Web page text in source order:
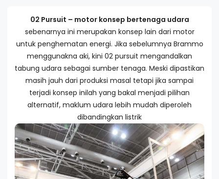
02 Pursuit – motor konsep bertenaga udara
sebenarnya ini merupakan konsep lain dari motor
untuk penghematan energi. Jika sebelumnya Brammo
menggunakna aki, kini 02 pursuit mengandalkan
tabung udara sebagai sumber tenaga. Meski dipastikan
masih jauh dari produksi masal tetapi jika sampai
terjadi konsep inilah yang bakal menjadi pilihan
alternatif, maklum udara lebih mudah diperoleh
dibandingkan listrik